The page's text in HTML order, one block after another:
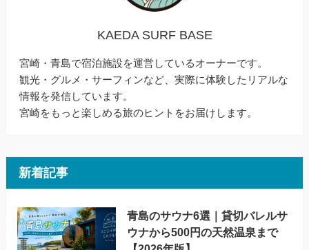
KAEDA SURF BASE
宮崎・青島で宿泊施設を運営しているオーナーです。
観光・グルメ・サーフィンなど、実際に体験したリアルな
情報を発信しています。
宮崎をもっと楽しめる旅のヒントをお届けします。
新着記事
青島のサウナ6選｜貸切バレルサ
ウナから500円の天然温泉まで